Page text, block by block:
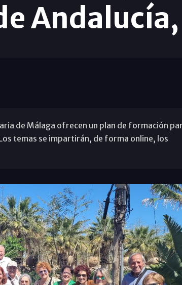
de Málaga ofrecen un plan de formación
temas se impartirán, de forma online, los